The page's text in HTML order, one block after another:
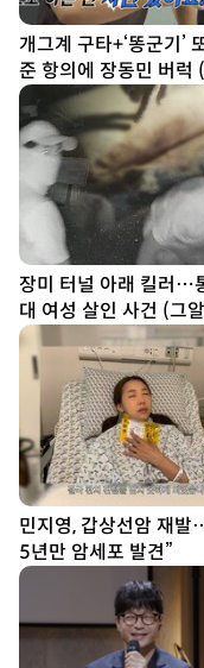
개그계 구타+‘똥군기’
준 항의에 장동민 버럭
어)
장미 터널 아래 킬러…
대 여성 살인 사건 (그
민지영, 갑상선암 재발
5년만 암세포 발견”